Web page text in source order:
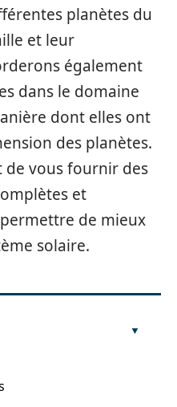
planètes du
et leur
également
dans le domaine
dont elles ont
des planètes.
de vous fournir des
et
de mieux
solaire.